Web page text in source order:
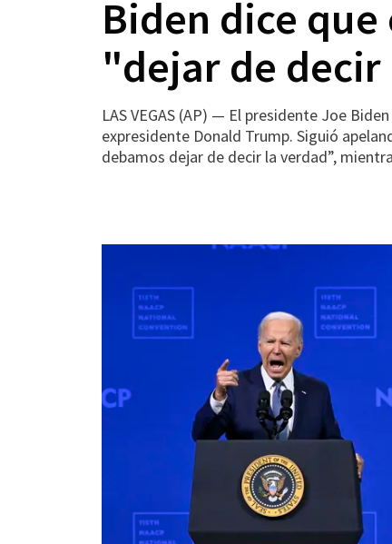
Biden dice
"dejar de
LAS VEGAS (AP) — El presidente Joe
expresidente Donald Trump. Siguió
debamos dejar de decir la verdad”,